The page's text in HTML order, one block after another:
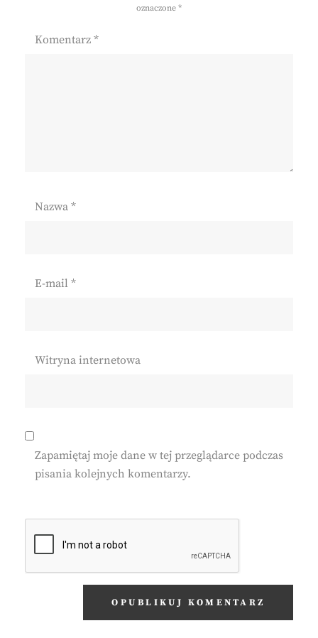
oznaczone *
Komentarz *
Nazwa *
E-mail *
Witryna internetowa
Zapamiętaj moje dane w tej przeglądarce podczas
pisania kolejnych komentarzy.